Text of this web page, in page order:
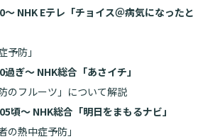
病院のいま
る情報公開について（オプトアウト）
し方
について
て
ーのご案内
度
機関一覧
書について
募集
のご紹介
ィング
NHK Eテレ「チョイス＠病気になったと
予防」
ぎ～ NHK総合「あさイチ」
のフルーツ」について解説
頃～ NHK総合「明日をまもるナビ」
の熱中症予防」